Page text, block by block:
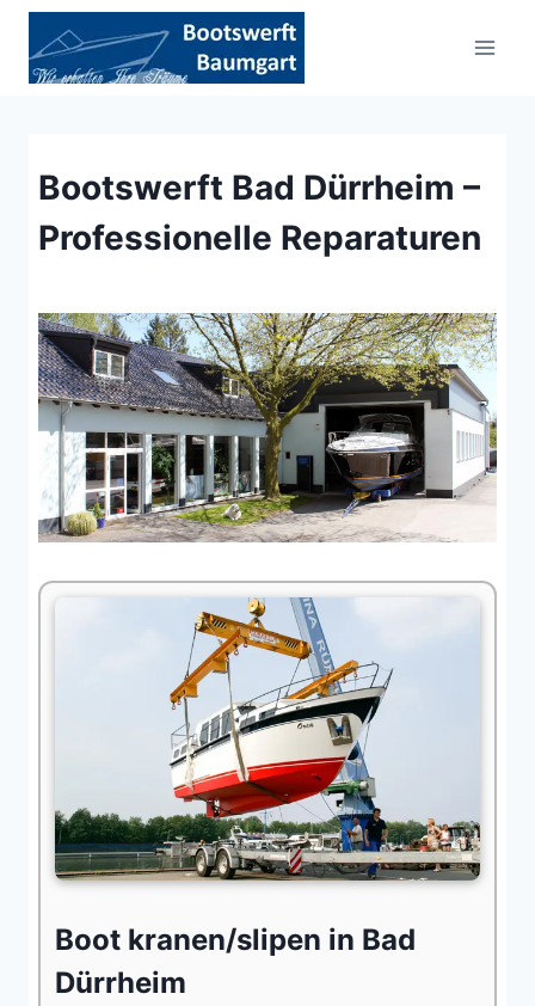
Zum
Inhalt
springen
Bootswerft Bad Dürrheim –
Professionelle Reparaturen
Boot kranen/slipen in Bad
Dürrheim